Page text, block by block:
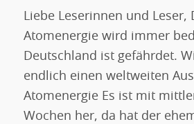
Liebe Leserinnen und Leser,
Atomenergie wird immer
Deutschland ist gefährdet.
endlich einen weltweiten
Atomenergie Es ist mit
Wochen her, da hat der